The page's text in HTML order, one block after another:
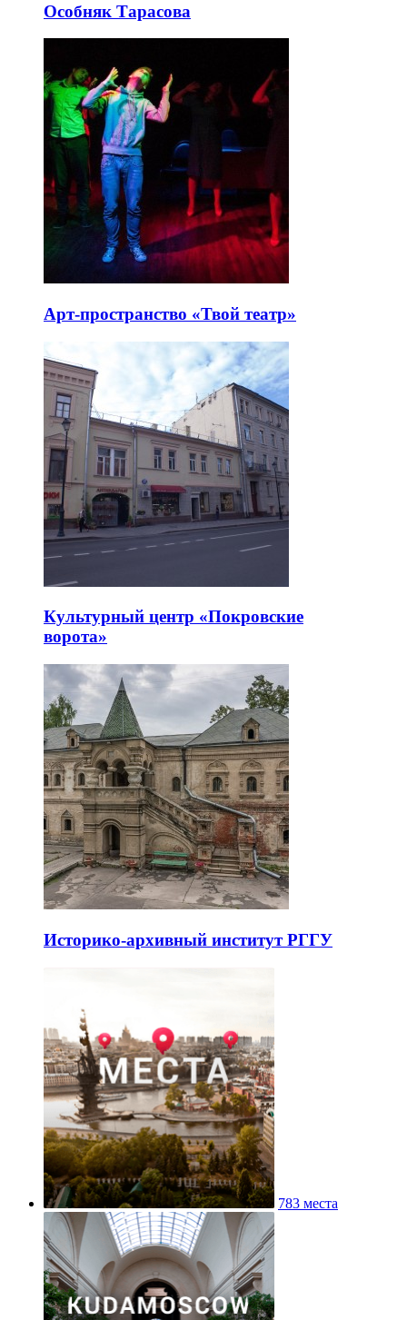
Особняк Тарасова
Арт-пространство «Твой театр»
Культурный центр «Покровские
ворота»
Историко-архивный институт РГГУ
783 места